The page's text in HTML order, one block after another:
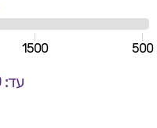
500
1500
עד: 4000 ש"ח